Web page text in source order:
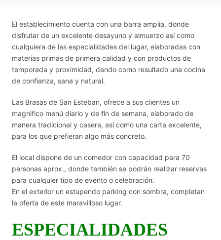
El establecimiento cuenta con una barra amplia, donde
disfrutar de un excelente desayuno y almuerzo así como
cualquiera de las especialidades del lugar, elaboradas con
materias primas de primera calidad y con productos de
temporada y proximidad, dando como resultado una cocina
de confianza, sana y natural.
Las Brasas de San Esteban, ofrece a sus clientes un
magnifico menú diario y de fin de semana, elaborado de
manera tradicional y casera, así como una carta excelente,
para los que prefieran algo más concreto.
El local dispone de un comedor con capacidad para 70
personas aprox., donde también se podrán realizar reservas
para cualquier tipo de evento o celebración.
En el exterior un estupendo parking con sombra, completan
la oferta de este maravilloso lugar.
ESPECIALIDADES